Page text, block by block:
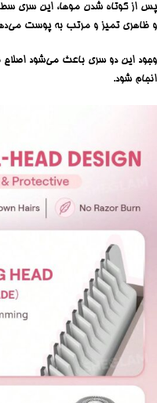
پس از کوتاه شدن موها، این سری
و ظاهری تمیز و مرتب به پوست
وجود این دو سری باعث می‌شود اصلاح
انجام شود.